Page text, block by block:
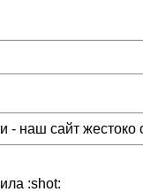
- наш сайт
:shot: